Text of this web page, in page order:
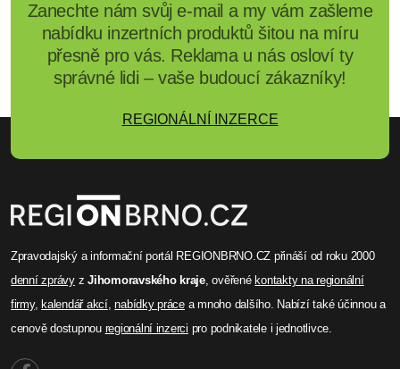
Zanechte nám svůj e-mail a my vám zašleme
nabídku inzertních produktů šitou na míru
přesně pro vás. Reklama u nás osloví ty
správné lidi – vaše budoucí zákazníky!
REGIONÁLNÍ INZERCE
Zpravodajský a informační portál REGIONBRNO.CZ přináší od roku 2000
denní zprávyzJihomoravského kraje, ověřené kontakty na regionální
firmy, kalendář akcí,nabídky prácea mnoho dalšího. Nabízí také účinnou a
cenově dostupnou regionální inzerci pro podnikatele i jednotlivce.